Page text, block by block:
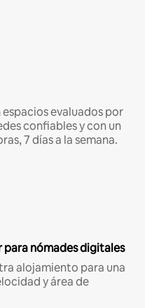
evaluados por
confiables y con un
7 días a la semana.
para nómades digitales
alojamiento para una
y área de